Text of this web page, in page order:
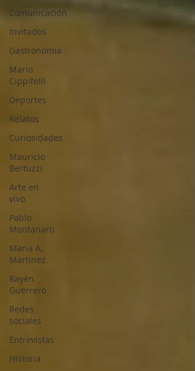
Comunicación
Invitados
Gastronomia
Mario
Cippitelli
Deportes
Relatos
Curiosidades
Mauricio
Bertuzzi
Arte en
vivo
Pablo
Montanaro
Maria A,
Martinez
Rayén
Guerrero
Redes
sociales
Entrevistas
Historia